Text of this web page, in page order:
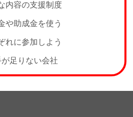
内容の支援制度
や助成金を使う
れに参加しよう
が足りない会社